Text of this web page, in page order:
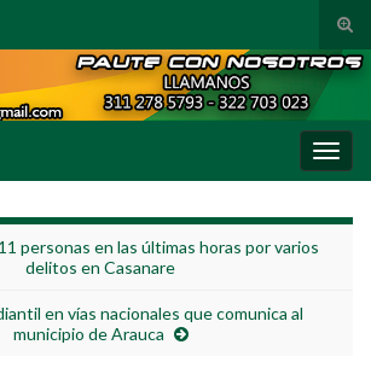
personas en las últimas horas por varios
delitos en Casanare
en vías nacionales que comunica al
municipio de Arauca